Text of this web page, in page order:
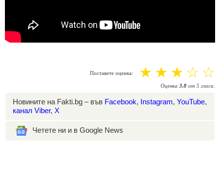
Поставете оценка: ☆
☆
☆
☆
☆
Оценка 3.8 от 5 гласа.
Новините на Fakti.bg – във Facebook, Instagram, YouTube,
канал Viber, X
Четете ни и в Google News